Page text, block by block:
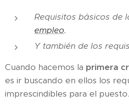
Requisitos básicos de
empleo.
Y también de los
Cuando hacemos la primera
es ir buscando en ellos los
imprescindibles para el puesto.